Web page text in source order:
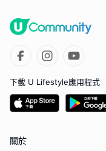
下載 U Lifestyle應用程式
關於